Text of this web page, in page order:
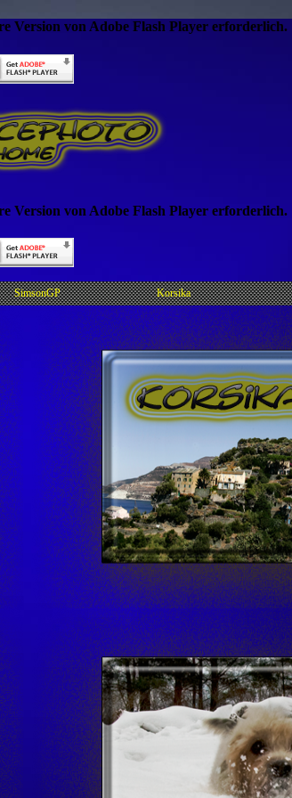
Version von Adobe Flash Player erforderlich.
Version von Adobe Flash Player erforderlich.
SimsonGP Korsika